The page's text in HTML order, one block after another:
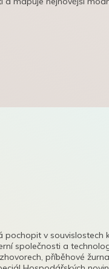
pochopit v souvislostech
společnosti a
příběhové